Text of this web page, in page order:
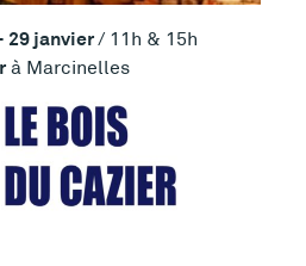
29 janvier / 11h & 15h
à Marcinelles